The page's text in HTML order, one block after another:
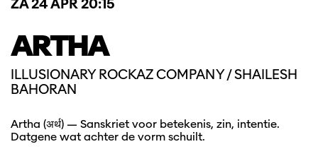
ARTHA
ILLUSIONARY ROCKAZ COMPANY / SHAILESH
BAHORAN
ZA 24 APR20:15
Artha (अर्थ) — Sanskriet voor betekenis, zin, intentie.
Datgene wat achter de vorm schuilt.